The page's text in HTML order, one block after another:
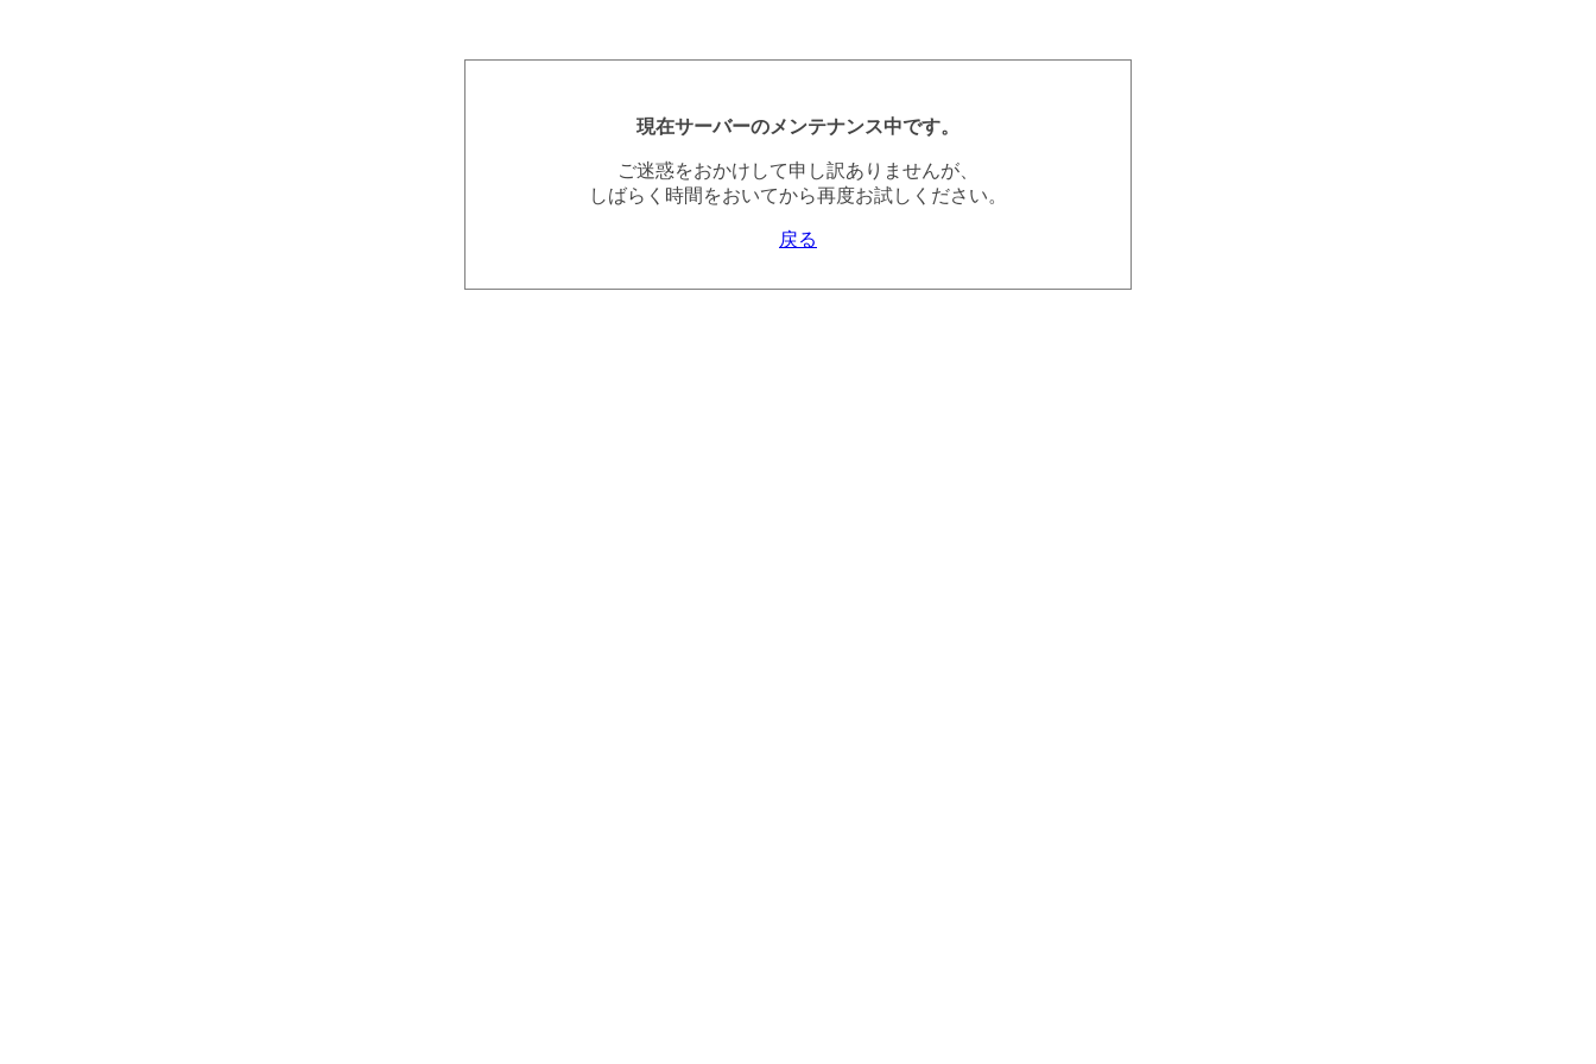
現在サーバーのメンテナンス中です。
ご迷惑をおかけして申し訳ありませんが、
しばらく時間をおいてから再度お試しください。
戻る